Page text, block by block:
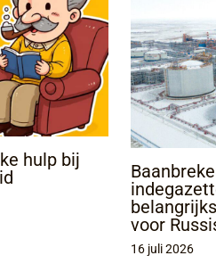
hulp bij
voor
16 juli 2026